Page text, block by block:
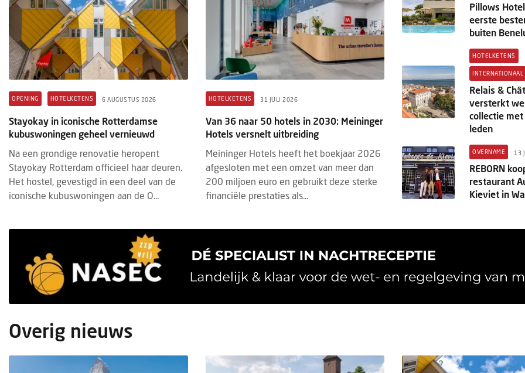
OPENING HOTELKETENS 6 AUGUSTUS 2026
Stayokay in iconische Rotterdamse
kubuswoningen geheel vernieuwd
Na een grondige renovatie heropent
Stayokay Rotterdam officieel haar deuren.
Het hostel, gevestigd in een deel van de
iconische kubuswoningen aan de O...
HOTELKETENS 31 JULI 2026
Van 36 naar 50 hotels in 2030: Meininger
Hotels versnelt uitbreiding
Meininger Hotels heeft het boekjaar 2026
afgesloten met een omzet van meer dan
200 miljoen euro en gebruikt deze sterke
financiële prestaties als...
Pillows
eerste
buiten
HOTELKETENS
INTERNATIONAAL
Relais &
versterkt
collectie
leden
OVERNAME 13
REBORN
restaurant
Kieviet in
Overig nieuws
Stayokay in iconische Rotterdamse
kubuswoningen geheel vernieuwd
Na een grondige renovatie heropent
Stayokay Rotterdam officieel haar deuren.
Het hostel, gevestigd in een deel van de
iconische kubuswoningen aan de O...
3 AUGUSTUS 2026
Hotel & de Hotel Tech Stack: bestaat de
ideale totaaloplossing nog wel?
Op 1 mei vormde Grand Hotel Karel V in
Utrecht het decor voor de rondetafel Hotel
& de Hotel Tech Stack. Onder leiding van
Patrick van der Wardt (...
3 AUGUSTUS 2026
Hotel revenue
tegenwoordig om meer
prijsstelling
De rol van revenue
afgelopen jaren flink
revenue management
gericht was op het